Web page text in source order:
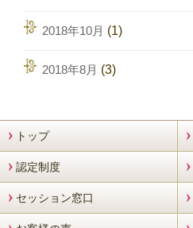
2018年10月 (1)
2018年8月 (3)
トップ
認定制度
セッション窓口